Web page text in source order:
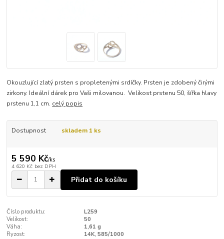
Okouzlující zlatý prsten s propletenými srdíčky. Prsten je zdobený čirými
zirkony. Ideální dárek pro Vaši milovanou. Velikost prstenu 50, šířka hlavy
prstenu 1,1 cm. celý popis
Dostupnost skladem 1 ks
5 590 Kč/ks
4 620 Kč bez DPH
Přidat do košíku
Číslo produktu:
L259
Velikost:
50
Váha:
1,61 g
Ryzost:
14K, 585/1000